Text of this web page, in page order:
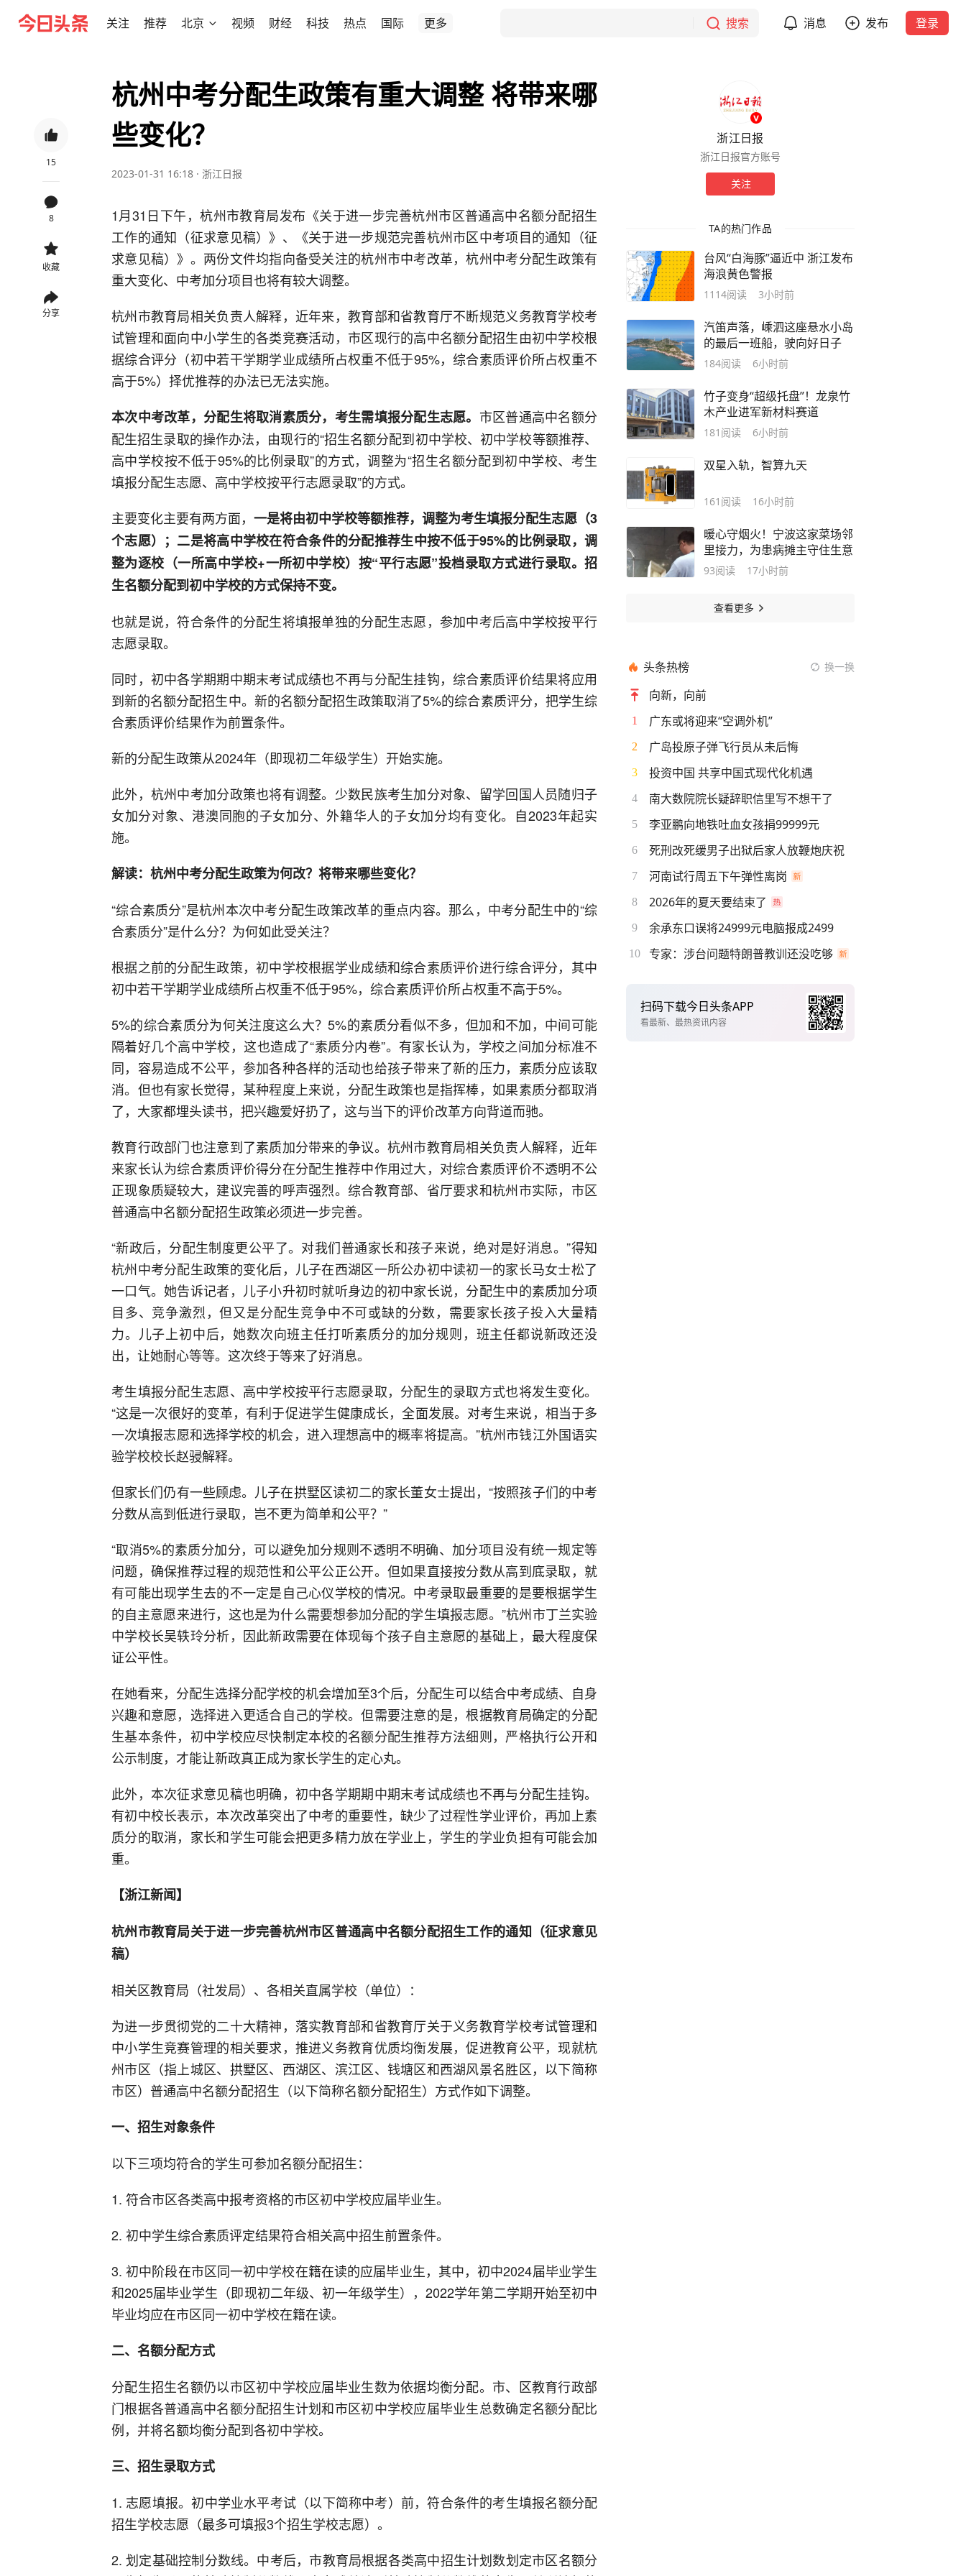
关注 推荐 北京 视频 财经 科技 热点 国际 更多 搜索 消息 发布 登录
15
8
收藏
分享
杭州中考分配生政策有重大调整 将带来哪
些变化？
2023-01-31 16:18 · 浙江日报
1月31日下午，杭州市教育局发布《关于进一步完善杭州市区普通高中名额分配招生
工作的通知（征求意见稿）》、《关于进一步规范完善杭州市区中考项目的通知（征
求意见稿）》。两份文件均指向备受关注的杭州市中考改革，杭州中考分配生政策有
重大变化、中考加分项目也将有较大调整。
杭州市教育局相关负责人解释，近年来，教育部和省教育厅不断规范义务教育学校考
试管理和面向中小学生的各类竞赛活动，市区现行的高中名额分配招生由初中学校根
据综合评分（初中若干学期学业成绩所占权重不低于95%，综合素质评价所占权重不
高于5%）择优推荐的办法已无法实施。
本次中考改革，分配生将取消素质分，考生需填报分配生志愿。 市区普通高中名额分
配生招生录取的操作办法，由现行的“招生名额分配到初中学校、初中学校等额推荐、
高中学校按不低于95%的比例录取”的方式，调整为“招生名额分配到初中学校、考生
填报分配生志愿、高中学校按平行志愿录取”的方式。
主要变化主要有两方面， 一是将由初中学校等额推荐，调整为考生填报分配生志愿（3
个志愿）；二是将高中学校在符合条件的分配推荐生中按不低于95%的比例录取，调
整为逐校（一所高中学校+一所初中学校）按“平行志愿”投档录取方式进行录取。招
生名额分配到初中学校的方式保持不变。
也就是说，符合条件的分配生将填报单独的分配生志愿，参加中考后高中学校按平行
志愿录取。
同时，初中各学期期中期末考试成绩也不再与分配生挂钩，综合素质评价结果将应用
到新的名额分配招生中。新的名额分配招生政策取消了5%的综合素质评分，把学生综
合素质评价结果作为前置条件。
新的分配生政策从2024年（即现初二年级学生）开始实施。
此外，杭州中考加分政策也将有调整。少数民族考生加分对象、留学回国人员随归子
女加分对象、港澳同胞的子女加分、外籍华人的子女加分均有变化。自2023年起实
施。
解读：杭州中考分配生政策为何改？将带来哪些变化？
“综合素质分”是杭州本次中考分配生政策改革的重点内容。那么，中考分配生中的“综
合素质分”是什么分？为何如此受关注？
根据之前的分配生政策，初中学校根据学业成绩和综合素质评价进行综合评分，其中
初中若干学期学业成绩所占权重不低于95%，综合素质评价所占权重不高于5%。
5%的综合素质分为何关注度这么大？5%的素质分看似不多，但加和不加，中间可能
隔着好几个高中学校，这也造成了“素质分内卷”。有家长认为，学校之间加分标准不
同，容易造成不公平，参加各种各样的活动也给孩子带来了新的压力，素质分应该取
消。但也有家长觉得，某种程度上来说，分配生政策也是指挥棒，如果素质分都取消
了，大家都埋头读书，把兴趣爱好扔了，这与当下的评价改革方向背道而驰。
教育行政部门也注意到了素质加分带来的争议。杭州市教育局相关负责人解释，近年
来家长认为综合素质评价得分在分配生推荐中作用过大，对综合素质评价不透明不公
正现象质疑较大，建议完善的呼声强烈。综合教育部、省厅要求和杭州市实际，市区
普通高中名额分配招生政策必须进一步完善。
“新政后，分配生制度更公平了。对我们普通家长和孩子来说，绝对是好消息。”得知
杭州中考分配生政策的变化后，儿子在西湖区一所公办初中读初一的家长马女士松了
一口气。她告诉记者，儿子小升初时就听身边的初中家长说，分配生中的素质加分项
目多、竞争激烈，但又是分配生竞争中不可或缺的分数，需要家长孩子投入大量精
力。儿子上初中后，她数次向班主任打听素质分的加分规则，班主任都说新政还没
出，让她耐心等等。这次终于等来了好消息。
考生填报分配生志愿、高中学校按平行志愿录取，分配生的录取方式也将发生变化。
“这是一次很好的变革，有利于促进学生健康成长，全面发展。对考生来说，相当于多
一次填报志愿和选择学校的机会，进入理想高中的概率将提高。”杭州市钱江外国语实
验学校校长赵骎解释。
但家长们仍有一些顾虑。儿子在拱墅区读初二的家长董女士提出，“按照孩子们的中考
分数从高到低进行录取，岂不更为简单和公平？”
“取消5%的素质分加分，可以避免加分规则不透明不明确、加分项目没有统一规定等
问题，确保推荐过程的规范性和公平公正公开。但如果直接按分数从高到底录取，就
有可能出现学生去的不一定是自己心仪学校的情况。中考录取最重要的是要根据学生
的自主意愿来进行，这也是为什么需要想参加分配的学生填报志愿。”杭州市丁兰实验
中学校长吴轶玲分析，因此新政需要在体现每个孩子自主意愿的基础上，最大程度保
证公平性。
在她看来，分配生选择分配学校的机会增加至3个后，分配生可以结合中考成绩、自身
兴趣和意愿，选择进入更适合自己的学校。但需要注意的是，根据教育局确定的分配
生基本条件，初中学校应尽快制定本校的名额分配生推荐方法细则，严格执行公开和
公示制度，才能让新政真正成为家长学生的定心丸。
此外，本次征求意见稿也明确，初中各学期期中期末考试成绩也不再与分配生挂钩。
有初中校长表示，本次改革突出了中考的重要性，缺少了过程性学业评价，再加上素
质分的取消，家长和学生可能会把更多精力放在学业上，学生的学业负担有可能会加
重。
【浙江新闻】
杭州市教育局关于进一步完善杭州市区普通高中名额分配招生工作的通知（征求意见
稿）
相关区教育局（社发局）、各相关直属学校（单位）：
为进一步贯彻党的二十大精神，落实教育部和省教育厅关于义务教育学校考试管理和
中小学生竞赛管理的相关要求，推进义务教育优质均衡发展，促进教育公平，现就杭
州市区（指上城区、拱墅区、西湖区、滨江区、钱塘区和西湖风景名胜区，以下简称
市区）普通高中名额分配招生（以下简称名额分配招生）方式作如下调整。
一、招生对象条件
以下三项均符合的学生可参加名额分配招生：
1. 符合市区各类高中报考资格的市区初中学校应届毕业生。
2. 初中学生综合素质评定结果符合相关高中招生前置条件。
3. 初中阶段在市区同一初中学校在籍在读的应届毕业生，其中，初中2024届毕业学生
和2025届毕业学生（即现初二年级、初一年级学生），2022学年第二学期开始至初中
毕业均应在市区同一初中学校在籍在读。
二、名额分配方式
分配生招生名额仍以市区初中学校应届毕业生数为依据均衡分配。市、区教育行政部
门根据各普通高中名额分配招生计划和市区初中学校应届毕业生总数确定名额分配比
例，并将名额均衡分配到各初中学校。
三、招生录取方式
1. 志愿填报。初中学业水平考试（以下简称中考）前，符合条件的考生填报名额分配
招生学校志愿（最多可填报3个招生学校志愿）。
2. 划定基础控制分数线。中考后，市教育局根据各类高中招生计划数划定市区名额分
浙江日报
浙江日报官方账号
关注
TA的热门作品
台风“白海豚”逼近中 浙江发布
海浪黄色警报
1114阅读 3小时前
汽笛声落，嵊泗这座悬水小岛
的最后一班船，驶向好日子
184阅读 6小时前
竹子变身“超级托盘”！龙泉竹
木产业进军新材料赛道
181 阅读 6小时前
双星入轨，智算九天
161 阅读 16小时前
暖心守烟火！宁波这家菜场邻
里接力，为患病摊主守住生意
93阅读 17小时前
查看更多
头条热榜 换一换
向新，向前
1 广东或将迎来“空调外机”
2 广岛投原子弹飞行员从未后悔
3 投资中国 共享中国式现代化机遇
4 南大数院院长疑辞职信里写不想干了
5 李亚鹏向地铁吐血女孩捐99999元
6 死刑改死缓男子出狱后家人放鞭炮庆祝
7 河南试行周五下午弹性离岗
8 2026年的夏天要结束了
9 余承东口误将24999元电脑报成2499
10 专家：涉台问题特朗普教训还没吃够
扫码下载今日头条APP
看最新、最热资讯内容